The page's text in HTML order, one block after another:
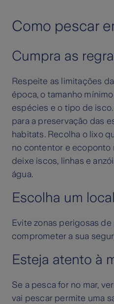
Como pescar
Cumpra as
Respeite as limitações
época, o tamanho
espécies e o tipo de
para a preservação das
habitats. Recolha o lixo
no contentor e ecoponto
deixe iscos, linhas e
água.
Escolha um
Evite zonas perigosas
comprometer a sua
Esteja atento à
Se a pesca for no mar,
vai pescar permite uma